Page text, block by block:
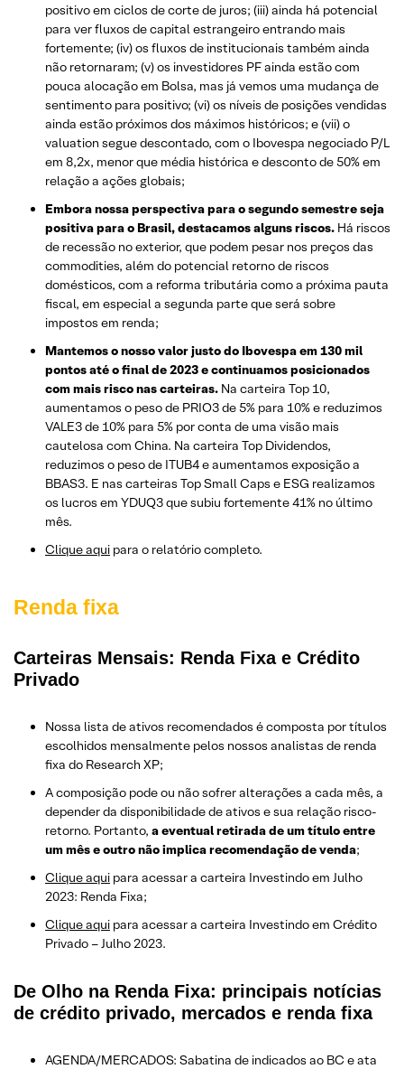
positivo em ciclos de corte de juros; (iii) ainda há potencial
para ver fluxos de capital estrangeiro entrando mais
fortemente; (iv) os fluxos de institucionais também ainda
não retornaram; (v) os investidores PF ainda estão com
pouca alocação em Bolsa, mas já vemos uma mudança de
sentimento para positivo; (vi) os níveis de posições vendidas
ainda estão próximos dos máximos históricos; e (vii) o
valuation segue descontado, com o Ibovespa negociado P/L
em 8,2x, menor que média histórica e desconto de 50% em
relação a ações globais;
Embora nossa perspectiva para o segundo semestre seja
positiva para o Brasil, destacamos alguns riscos. Há riscos
de recessão no exterior, que podem pesar nos preços das
commodities, além do potencial retorno de riscos
domésticos, com a reforma tributária como a próxima pauta
fiscal, em especial a segunda parte que será sobre
impostos em renda;
Mantemos o nosso valor justo do Ibovespa em 130 mil
pontos até o final de 2023 e continuamos posicionados
com mais risco nas carteiras. Na carteira Top 10,
aumentamos o peso de PRIO3 de 5% para 10% e reduzimos
VALE3 de 10% para 5% por conta de uma visão mais
cautelosa com China. Na carteira Top Dividendos,
reduzimos o peso de ITUB4 e aumentamos exposição a
BBAS3. E nas carteiras Top Small Caps e ESG realizamos
os lucros em YDUQ3 que subiu fortemente 41% no último
mês.
Clique aqui para o relatório completo.
Renda fixa
Carteiras Mensais: Renda Fixa e Crédito
Privado
Nossa lista de ativos recomendados é composta por títulos
escolhidos mensalmente pelos nossos analistas de renda
fixa do Research XP;
A composição pode ou não sofrer alterações a cada mês, a
depender da disponibilidade de ativos e sua relação risco-
retorno. Portanto, a eventual retirada de um título entre
um mês e outro não implica recomendação de venda;
Clique aqui para acessar a carteira Investindo em Julho
2023: Renda Fixa;
Clique aqui para acessar a carteira Investindo em Crédito
Privado – Julho 2023.
De Olho na Renda Fixa: principais notícias
de crédito privado, mercados e renda fixa
AGENDA/MERCADOS: Sabatina de indicados ao BC e ata